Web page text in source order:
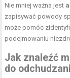
Nie mniej ważna jest
zapisywać powody
może pomóc
podejmowaniu
Jak znaleźć
do